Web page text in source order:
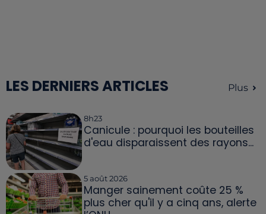
LES DERNIERS ARTICLES Plus
8h23
Canicule : pourquoi les bouteilles
d'eau disparaissent des rayons...
5 août 2026
Manger sainement coûte 25 %
plus cher qu'il y a cinq ans, alerte